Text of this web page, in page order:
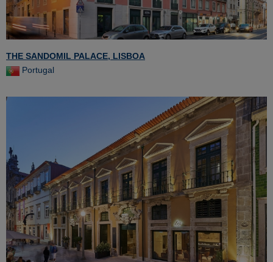
THE SANDOMIL PALACE, LISBOA
Portugal